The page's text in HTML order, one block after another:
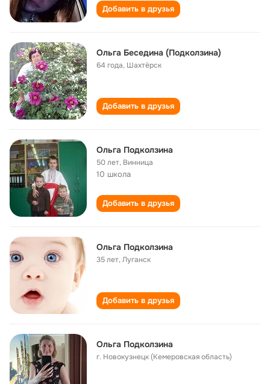
Добавить в друзья
Ольга Беседина (Подколзина)
64 года, Шахтёрск
Добавить в друзья
Ольга Подколзина
50 лет, Винница
10 школа
Добавить в друзья
Ольга Подколзина
35 лет,Луганск
Добавить в друзья
Ольга Подколзина
г. Новокузнецк (Кемеровская область)